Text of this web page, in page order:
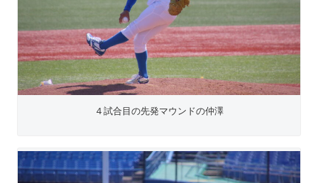
４試合目の先発マウンドの仲澤